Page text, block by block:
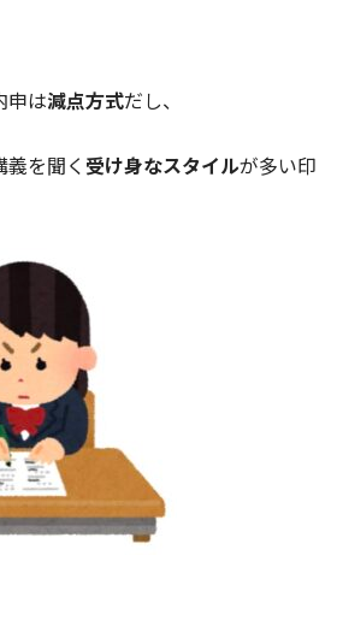
申は減点方式だし、
を聞く 受け身なスタイルが多い印